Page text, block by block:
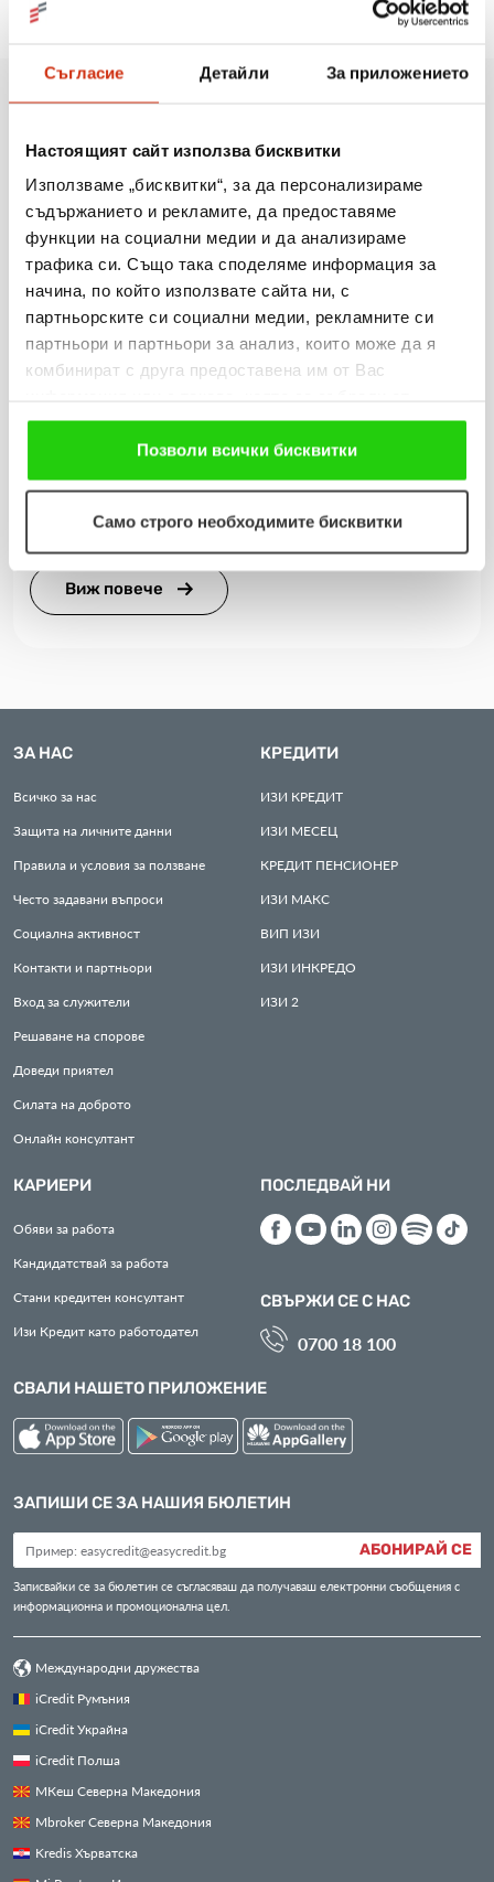
Съгласие Детайли За приложението
Настоящият сайт използва бисквитки
Използваме „бисквитки“, за да персонализираме
съдържанието и рекламите, да предоставяме
функции на социални медии и да анализираме
трафика си. Също така споделяме информация за
начина, по който използвате сайта ни, с
партньорските си социални медии, рекламните си
партньори и партньори за анализ, които може да я
комбинират с друга предоставена им от Вас
ползването от Ваша страна на услугите им. Ако
продължавате да използвате нашия уебсайт, Вие се
съгласявате с нашите "бисквитки".
Позволи всички бисквитки
Само строго необходимите бисквитки
06.08.2026
Когато мечтите оживяват: 206 детски рисунки, 3
сбъднати желания и 203 изненади
Виж повече
посети три населени места в община Разград
Виж повече
ЗА НАС
Всичко за нас
Защита на личните данни
Правила и условия за ползване
Често задавани въпроси
Социална активност
Контакти и партньори
Вход за служители
Решаване на спорове
Доведи приятел
Силата на доброто
Онлайн консултант
КРЕДИТИ
ИЗИ КРЕДИТ
ИЗИ МЕСЕЦ
КРЕДИТ ПЕНСИОНЕР
ИЗИ МАКС
ВИП ИЗИ
ИЗИ ИНКРЕДО
ИЗИ 2
КАРИЕРИ
Обяви за работа
Кандидатствай за работа
Стани кредитен консултант
Изи Кредит като работодател
ПОСЛЕДВАЙ НИ
СВЪРЖИ СЕ С НАС
0700 18 100
СВАЛИ НАШЕТО ПРИЛОЖЕНИЕ
ЗАПИШИ СЕ ЗА НАШИЯ БЮЛЕТИН
АБОНИРАЙ СЕ
Записвайки се за бюлетин се съгласяваш да получаваш електронни съобщения с
информационна и промоционална цел.
Международни дружества
iCredit Румъния
iCredit Украйна
iCredit Полша
МКеш Северна Македония
Mbroker Северна Македония
Kredis Хърватска